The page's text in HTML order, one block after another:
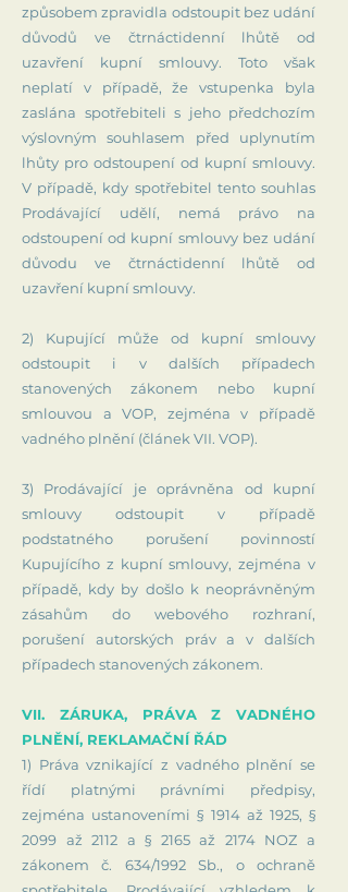
způsobem zpravidla odstoupit bez udání
důvodů ve čtrnáctidenní lhůtě od
uzavření kupní smlouvy. Toto však
neplatí v případě, že vstupenka byla
zaslána spotřebiteli s jeho předchozím
výslovným souhlasem před uplynutím
lhůty pro odstoupení od kupní smlouvy.
V případě, kdy spotřebitel tento souhlas
Prodávající udělí, nemá právo na
odstoupení od kupní smlouvy bez udání
důvodu ve čtrnáctidenní lhůtě od
uzavření kupní smlouvy.
2) Kupující může od kupní smlouvy
odstoupit i v dalších případech
stanovených zákonem nebo kupní
smlouvou a VOP, zejména v případě
vadného plnění (článek VII. VOP).
3) Prodávající je oprávněna od kupní
smlouvy odstoupit v případě
podstatného porušení povinností
Kupujícího z kupní smlouvy, zejména v
případě, kdy by došlo k neoprávněným
zásahům do webového rozhraní,
porušení autorských práv a v dalších
případech stanovených zákonem.
VII. ZÁRUKA, PRÁVA Z VADNÉHO
PLNĚNÍ, REKLAMAČNÍ ŘÁD
1) Práva vznikající z vadného plnění se
řídí platnými právními předpisy,
zejména ustanoveními § 1914 až 1925, §
2099 až 2112 a § 2165 až 2174 NOZ a
zákonem č. 634/1992 Sb., o ochraně